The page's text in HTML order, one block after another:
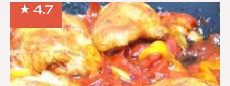
4.7